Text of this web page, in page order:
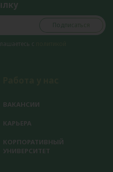
Подписаться
с
ВАКАНСИИ
КАРЬЕРА
КОРПОРАТИВНЫЙ
УНИВЕРСИТЕТ